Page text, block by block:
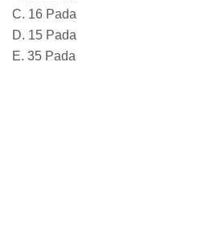
C. 16 Pada
D. 15 Pada
E. 35 Pada